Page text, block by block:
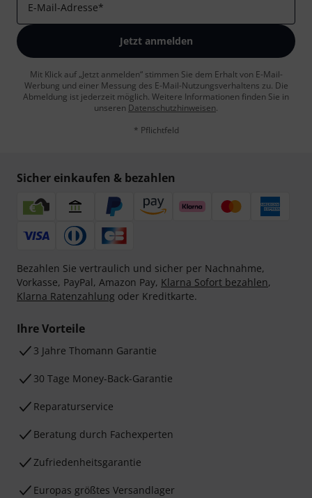
E-Mail-Adresse*
Jetzt anmelden
Mit Klick auf „Jetzt anmelden“ stimmen Sie dem Erhalt von E-Mail-
Werbung und einer Messung des E-Mail-Nutzungsverhaltens zu. Die
Abmeldung ist jederzeit möglich. Weitere Informationen finden Sie in
unseren Datenschutzhinweisen.
* Pflichtfeld
Sicher einkaufen & bezahlen
Bezahlen Sie vertraulich und sicher per Nachnahme,
Vorkasse, PayPal, Amazon Pay, Klarna Sofort bezahlen,
Klarna Ratenzahlung oder Kreditkarte.
Ihre Vorteile
3 Jahre Thomann Garantie
30 Tage Money-Back-Garantie
Reparaturservice
Beratung durch Fachexperten
Zufriedenheitsgarantie
Europas größtes Versandlager